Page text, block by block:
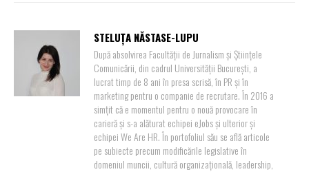
STELUȚA NĂSTASE-LUPU
După absolvirea Facultății de Jurnalism și Științele
Comunicării, din cadrul Universității București, a
lucrat timp de 8 ani în presa scrisă, în PR și în
marketing pentru o companie de recrutare. În 2016 a
simțit că e momentul pentru o nouă provocare în
carieră și s-a alăturat echipei eJobs și ulterior și
echipei We Are HR. În portofoliul său se află articole
pe subiecte precum modificările legislative în
domeniul muncii, cultură organizațională, leadership,